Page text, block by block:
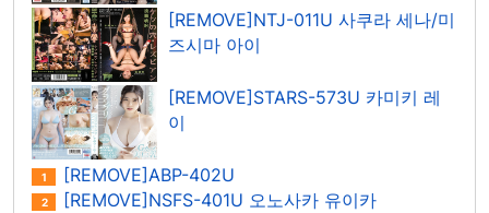
[REMOVE]NTJ-011U 사쿠라 세나/미
즈시마 아이
[REMOVE]STARS-573U 카미키 레
이
1 [REMOVE]ABP-402U
2 [REMOVE]NSFS-401U 오노사카 유이카